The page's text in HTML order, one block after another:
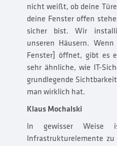
nicht weißt, ob deine
deine Fenster offen
sicher bist. Wir
unseren Häusern.
Fenster] öffnet, gibt es
sehr ähnliche, wie IT-
grundlegende
man wirklich hat.
Klaus Mochalski
In gewisser
Infrastrukturelemente